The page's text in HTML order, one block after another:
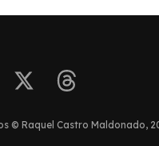
© Raquel Castro Maldonado,